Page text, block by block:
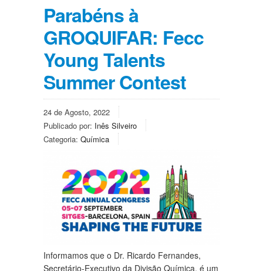
Parabéns à
GROQUIFAR: Fecc
Young Talents
Summer Contest
24 de Agosto, 2022
Publicado por: Inês Silveiro
Categoria: Química
Informamos que o Dr. Ricardo Fernandes,
Secretário-Executivo da Divisão Química, é um